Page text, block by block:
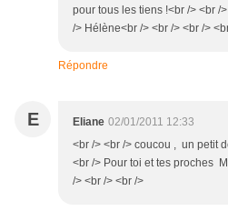
pour tous les tiens !<br /> <br /
/> Hélène<br /> <br /> <br />
Répondre
E Eliane 02/01/2011 12:33
<br /> <br /> coucou , un petit
<br /> Pour toi et tes proches
/> <br /> <br />